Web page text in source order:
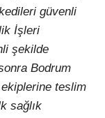
güvenli
İşleri
şekilde
Bodrum
teslim
sağlık